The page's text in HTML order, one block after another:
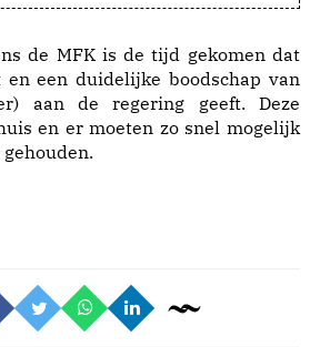
de MFK is de tijd gekomen dat
een duidelijke boodschap van
aan de regering geeft. Deze
en er moeten zo snel mogelijk